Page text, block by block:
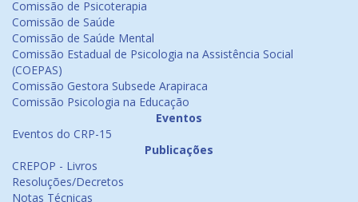
Comissão de Psicoterapia
Comissão de Saúde
Comissão de Saúde Mental
Comissão Estadual de Psicologia na Assistência Social
(COEPAS)
Comissão Gestora Subsede Arapiraca
Comissão Psicologia na Educação
Eventos
Eventos do CRP-15
Publicações
CREPOP - Livros
Resoluções/Decretos
Notas Técnicas